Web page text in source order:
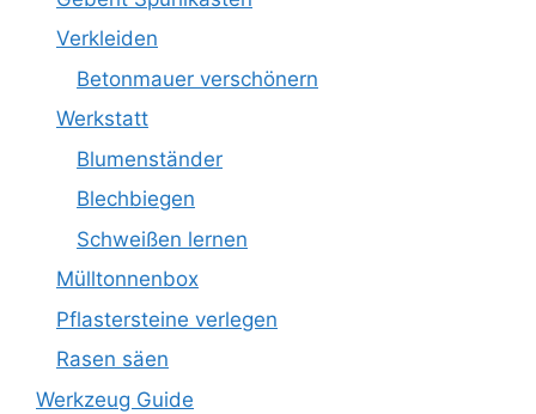
Verkleiden
Betonmauer verschönern
Werkstatt
Blumenständer
Blechbiegen
Schweißen lernen
Mülltonnenbox
Pflastersteine verlegen
Rasen säen
Werkzeug Guide